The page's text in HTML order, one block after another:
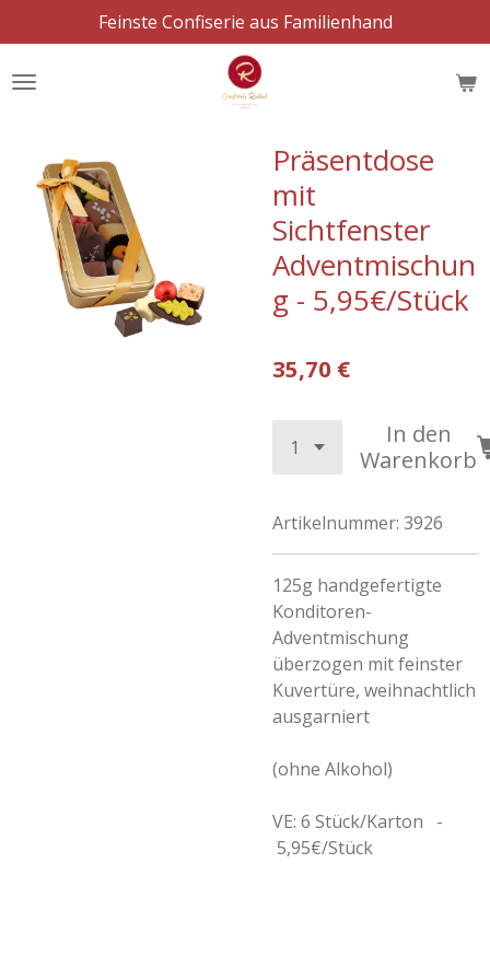
Hauptinhalt
springen
Feinste Confiserie aus Familienhand
Präsentdose
mit
Sichtfenster
Adventmischun
g - 5,95€/Stück
35,70 €
In den
Warenkorb
Artikelnummer: 3926
125g handgefertigte
Konditoren-
Adventmischung
überzogen mit feinster
Kuvertüre, weihnachtlich
ausgarniert
(ohne Alkohol)
VE: 6 Stück/Karton -
5,95€/Stück